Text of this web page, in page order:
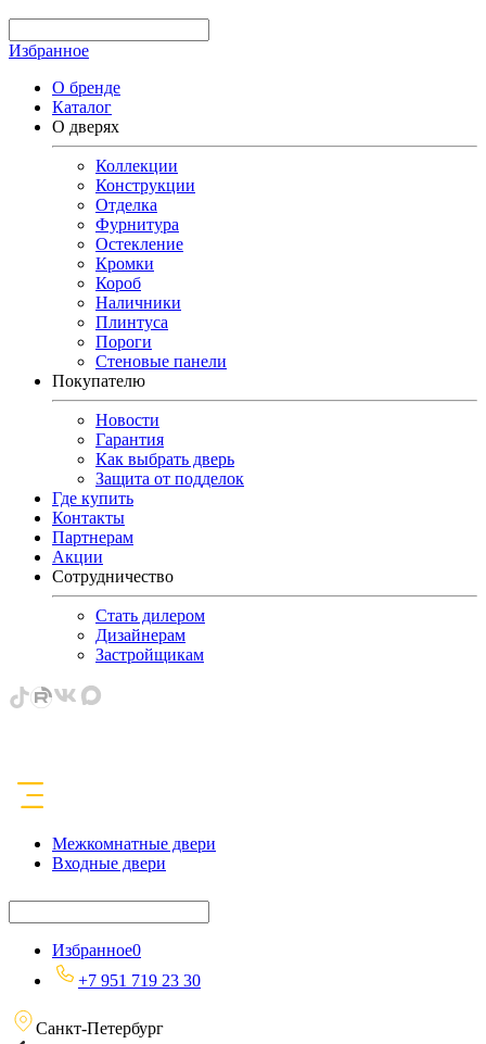
Избранное
О бренде
Каталог
О дверях
Коллекции
Конструкции
Отделка
Фурнитура
Остекление
Кромки
Короб
Наличники
Плинтуса
Пороги
Стеновые панели
Покупателю
Новости
Гарантия
Как выбрать дверь
Защита от подделок
Где купить
Контакты
Партнерам
Акции
Сотрудничество
Стать дилером
Дизайнерам
Застройщикам
Межкомнатные двери
Входные двери
Избранное0
+7 951 719 23 30
Санкт-Петербург